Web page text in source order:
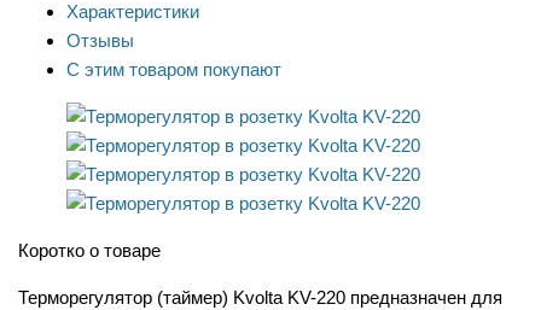
Характеристики
Отзывы
С этим товаром покупают
Коротко о товаре
Терморегулятор (таймер) Kvolta KV-220 предназначен для